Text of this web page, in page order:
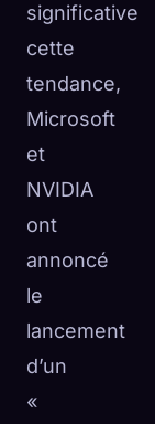
significative
cette
tendance,
Microsoft
et
NVIDIA
ont
annoncé
le
lancement
d’un
«